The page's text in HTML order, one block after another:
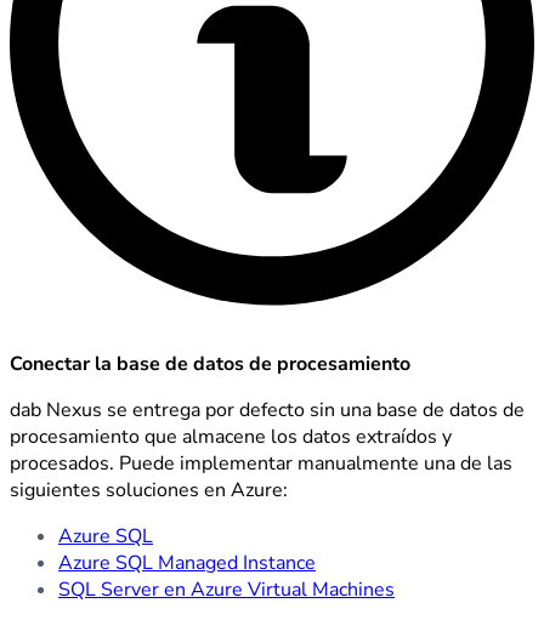
Conectar la base de datos de procesamiento
dab Nexus se entrega por defecto sin una base de datos de
procesamiento que almacene los datos extraídos y
procesados. Puede implementar manualmente una de las
siguientes soluciones en Azure:
Azure SQL
Azure SQL Managed Instance
SQL Server en Azure Virtual Machines